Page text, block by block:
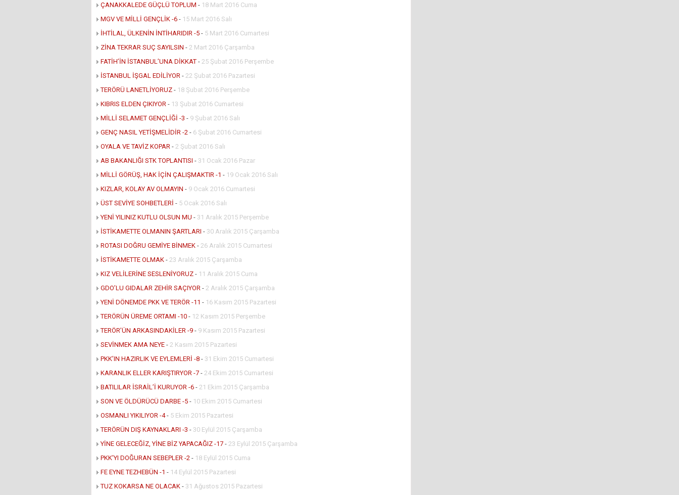
ÇANAKKALEDE GÜÇLÜ TOPLUM - 18 Mart 2016 Cuma
MGV VE MİLLİ GENÇLİK -6 - 15 Mart 2016 Salı
İHTİLAL, ÜLKENİN İNTİHARIDIR -5 - 5 Mart 2016 Cumartesi
ZİNA TEKRAR SUÇ SAYILSIN - 2 Mart 2016 Çarşamba
FATİH’İN İSTANBUL’UNA DİKKAT - 25 Şubat 2016 Perşembe
İSTANBUL İŞGAL EDİLİYOR - 22 Şubat 2016 Pazartesi
TERÖRÜ LANETLİYORUZ - 18 Şubat 2016 Perşembe
KIBRIS ELDEN ÇIKIYOR - 13 Şubat 2016 Cumartesi
MİLLİ SELAMET GENÇLİĞİ -3 - 9 Şubat 2016 Salı
GENÇ NASIL YETİŞMELİDİR -2 - 6 Şubat 2016 Cumartesi
OYALA VE TAVİZ KOPAR - 2 Şubat 2016 Salı
AB BAKANLIĞI STK TOPLANTISI - 31 Ocak 2016 Pazar
MİLLİ GÖRÜŞ, HAK İÇİN ÇALIŞMAKTIR -1 - 19 Ocak 2016 Salı
KIZLAR, KOLAY AV OLMAYIN - 9 Ocak 2016 Cumartesi
ÜST SEVİYE SOHBETLERİ - 5 Ocak 2016 Salı
YENİ YILINIZ KUTLU OLSUN MU - 31 Aralık 2015 Perşembe
İSTİKAMETTE OLMANIN ŞARTLARI - 30 Aralık 2015 Çarşamba
ROTASI DOĞRU GEMİYE BİNMEK - 26 Aralık 2015 Cumartesi
İSTİKAMETTE OLMAK - 23 Aralık 2015 Çarşamba
KIZ VELİLERİNE SESLENİYORUZ - 11 Aralık 2015 Cuma
GDO’LU GIDALAR ZEHİR SAÇIYOR - 2 Aralık 2015 Çarşamba
YENİ DÖNEMDE PKK VE TERÖR -11 - 16 Kasım 2015 Pazartesi
TERÖRÜN ÜREME ORTAMI -10 - 12 Kasım 2015 Perşembe
TERÖR’ÜN ARKASINDAKİLER -9 - 9 Kasım 2015 Pazartesi
SEVİNMEK AMA NEYE - 2 Kasım 2015 Pazartesi
PKK’IN HAZIRLIK VE EYLEMLERİ -8 - 31 Ekim 2015 Cumartesi
KARANLIK ELLER KARIŞTIRYOR -7 - 24 Ekim 2015 Cumartesi
BATILILAR İSRAİL’İ KURUYOR -6 - 21 Ekim 2015 Çarşamba
SON VE ÖLDÜRÜCÜ DARBE -5 - 10 Ekim 2015 Cumartesi
OSMANLI YIKILIYOR -4- 5 Ekim 2015 Pazartesi
TERÖRÜN DIŞ KAYNAKLARI -3 - 30 Eylül 2015 Çarşamba
YİNE GELECEĞİZ, YİNE BİZ YAPACAĞIZ -17 - 23 Eylül 2015 Çarşamba
PKK’YI DOĞURAN SEBEPLER -2 - 18 Eylül 2015 Cuma
FE EYNE TEZHEBÜN -1 - 14 Eylül 2015 Pazartesi
TUZ KOKARSA NE OLACAK - 31 Ağustos 2015 Pazartesi